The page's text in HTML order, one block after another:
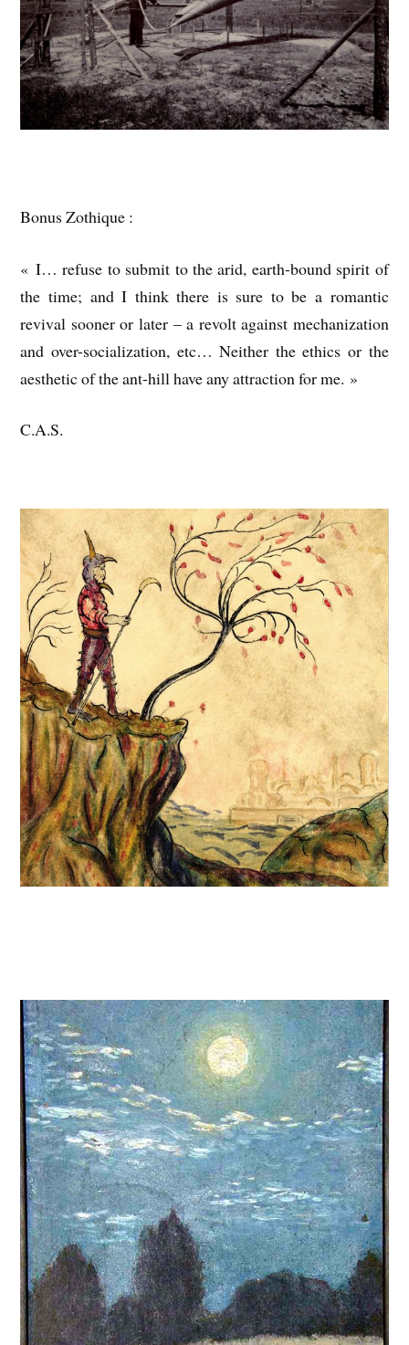
Bonus Zothique :
« I… refuse to submit to the arid, earth-bound spirit of
the time; and I think there is sure to be a romantic
revival sooner or later – a revolt against mechanization
and over-socialization, etc… Neither the ethics or the
aesthetic of the ant-hill have any attraction for me. »
C.A.S.